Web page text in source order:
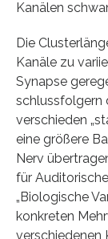
Kanälen
Die
Kanäle zu
Synapse
schlussfolgern
verschieden
eine größere
Nerv
für
„Biologische
konkreten
verschiedenen